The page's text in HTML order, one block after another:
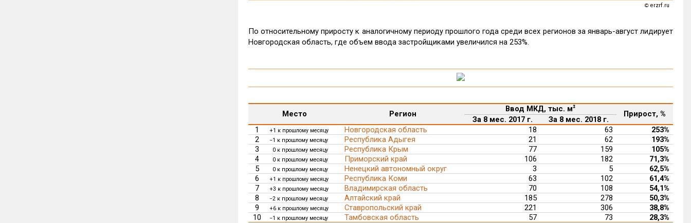
©erzrf.ru
По относительному приросту к аналогичному периоду прошлого года среди всех регионов за январь-август лидирует
Новгородская область, где объем ввода застройщиками увеличился на 253%.
Место Регион
Ввод МКД, тыс. м² Прирост, %
За 8 мес. 2017 г.
За 8 мес. 2018 г.
1
+1 к прошлому месяцу Новгородская область 18 63
253%
2
−1 к прошлому месяцу Республика Адыгея 21 62
193%
3
0 к прошлому месяцу Республика Крым 77 159
105%
4
0 к прошлому месяцу Приморский край 106 182
71,3%
5
0 к прошлому месяцу Ненецкий автономный округ 3 5
62,5%
6
+1 к прошлому месяцу Республика Коми 63 102
61,4%
7
+3 к прошлому месяцу Владимирская область 70 108
54,1%
8
−2 к прошлому месяцу Алтайский край 185 278
50,3%
9
+6 к прошлому месяцу Ставропольский край 221 306
38,8%
10
−1 к прошлому месяцу Тамбовская область 57 73 28,3%